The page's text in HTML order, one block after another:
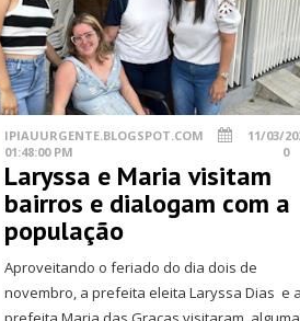
IPIAUURGENTE.BLOGSPOT.COM
11/03/
01:48:00 PM
0
Laryssa e Maria visitam
bairros e dialogam com a
população
Aproveitando o feriado do dia dois de
novembro, a prefeita eleita Laryssa Dias e